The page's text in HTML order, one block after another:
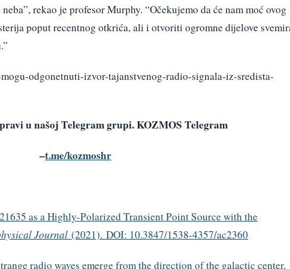
rekao je profesor Murphy. “Očekujemo da će nam moć ovog
poput recentnog otkrića, ali i otvoriti ogromne dijelove
odgonetnuti-izvor-tajanstvenog-radio-signala-iz-sredista-
u našoj Telegram grupi. KOZMOS Telegram
–t.me/kozmoshr
as a Highly-Polarized Transient Point Source with the
Journal (2021). DOI: 10.3847/1538-4357/ac2360
radio waves emerge from the direction of the galactic center,